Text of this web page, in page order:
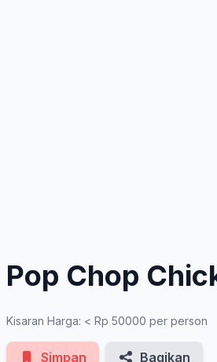
Pop Chop
Kisaran Harga: < Rp 50000 per person
Simpan Bagikan